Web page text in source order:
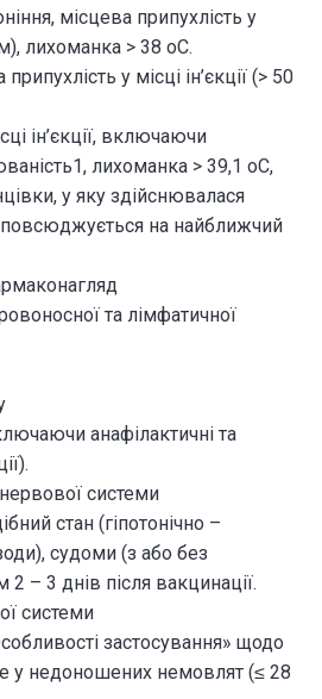
місцева припухлість у
лихоманка > 38 оС.
у місці ін’єкції (> 50
ін’єкції, включаючи
лихоманка > 39,1 оС,
у яку здійснювалася
на найближчий
та лімфатичної
анафілактичні та
системи
стан (гіпотонічно –
судоми (з або без
– 3 днів після вакцинації.
системи
застосування» щодо
у недоношених немовлят (≤ 28